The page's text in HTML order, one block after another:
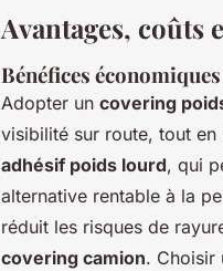
Avantages, coûts
Bénéfices
Adopter un covering
visibilité sur route, tout
adhésif poids lourd, qui
alternative rentable à la
réduit les risques de
covering camion. Choisir